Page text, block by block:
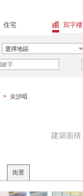
住宅 寫字樓
選擇地區
> 尖沙咀
建築面積
街景